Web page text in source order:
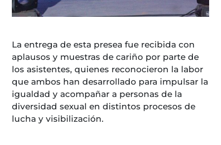
La entrega de esta presea fue recibida con
aplausos y muestras de cariño por parte de
los asistentes, quienes reconocieron la labor
que ambos han desarrollado para impulsar la
igualdad y acompañar a personas de la
diversidad sexual en distintos procesos de
lucha y visibilización.